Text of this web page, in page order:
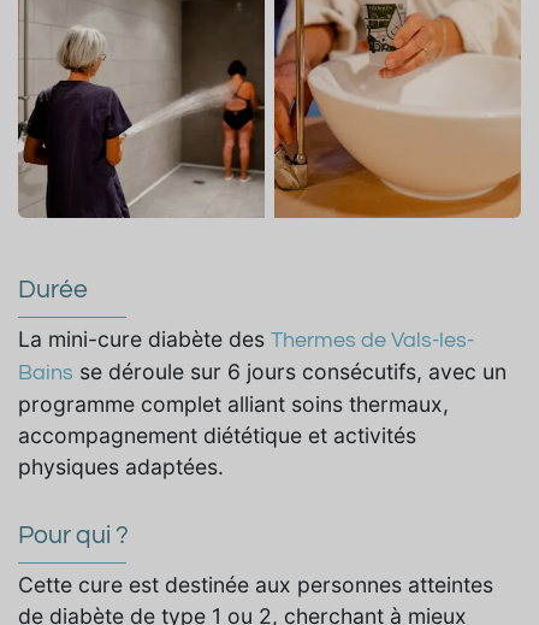
Durée
La mini-cure diabète des Thermes de Vals-les-
Bains se déroule sur 6 jours consécutifs, avec un
programme complet alliant soins thermaux,
accompagnement diététique et activités
physiques adaptées.
Pour qui ?
Cette cure est destinée aux personnes atteintes
de diabète de type 1 ou 2, cherchant à mieux